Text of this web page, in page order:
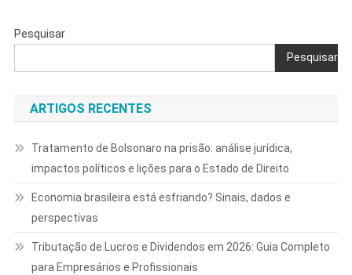
Pesquisar
Pesquisar
ARTIGOS RECENTES
Tratamento de Bolsonaro na prisão: análise jurídica,
impactos políticos e lições para o Estado de Direito
Economia brasileira está esfriando? Sinais, dados e
perspectivas
Tributação de Lucros e Dividendos em 2026: Guia Completo
para Empresários e Profissionais